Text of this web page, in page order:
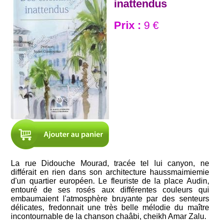
inattendus
Prix : 9 €
La rue Didouche Mourad, tracée tel lui canyon, ne
différait en rien dans son architecture haussmaimiemie
d'un quartier européen. Le fleuriste de la place Audin,
entouré de ses rosés aux différentes couleurs qui
embaumaient l'atmosphère bruyante par des senteurs
délicates, fredonnait une très belle mélodie du maître
incontournable de la chanson chaâbi, cheikh Amar Zalu.